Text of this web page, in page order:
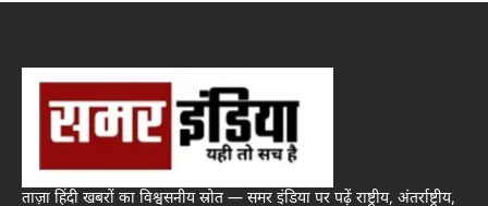
ताज़ा हिंदी खबरों का विश्वसनीय स्रोत — समर इंडिया पर पढ़ें राष्ट्रीय, अंतर्राष्ट्रीय,